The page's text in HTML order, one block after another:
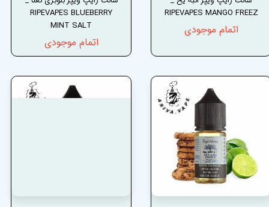
RIPEVAPES MANGO FREEZ
اتمام موجودی
RIPEVAPES BLUEBERRY
MINT SALT
اتمام موجودی